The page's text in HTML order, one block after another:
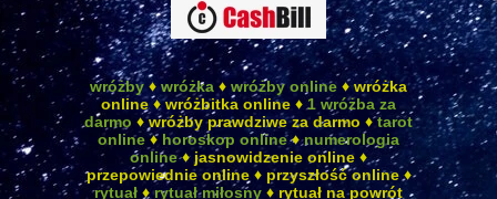
wróżby ♦ wróżka ♦ wróżby online ♦ wróżka
online ♦ wróżbitka online ♦ 1 wróżba za
darmo ♦ wróżby prawdziwe za darmo ♦tarot
online♦horoskop online♦numerologia
online♦ jasnowidzenie online ♦
przepowiednie online ♦ przyszłość online ♦
rytuał ♦rytuał miłosny ♦ rytuał na powrót